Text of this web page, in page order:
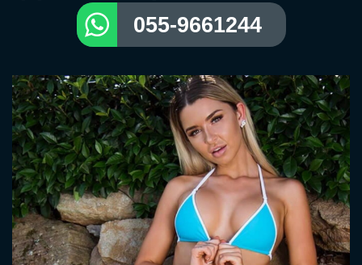
055-9661244